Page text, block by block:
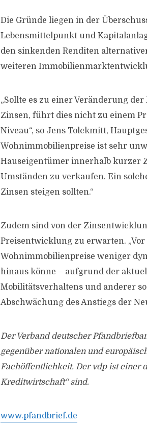
Die Gründe liegen in der
Lebensmittelpunkt und
den sinkenden Renditen
weiteren
„Sollte es zu einer Veränderung
Zinsen, führt dies nicht zu einem
Niveau“, so Jens Tolckmitt,
Wohnimmobilienpreise ist sehr
Hauseigentümer innerhalb kurzer
Umständen zu verkaufen. Ein
Zinsen steigen sollten.“
Zudem sind von der
Preisentwicklung zu erwarten.
Wohnimmobilienpreise weniger
hinaus könne – aufgrund der
Mobilitätsverhaltens und anderer
Abschwächung des Anstiegs der
Der Verband deutscher
gegenüber nationalen und
Fachöffentlichkeit. Der vdp ist einer
Kreditwirtschaft“ sind.
www.pfandbrief.de